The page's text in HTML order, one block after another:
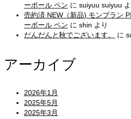
ーボール ペン に suiyuu suiyuu
売約済 NEW（新品) モンブラン
ーボール ペン に shin より
だんだんと秋でございます。
に
アーカイブ
2026年1月
2025年5月
2025年3月